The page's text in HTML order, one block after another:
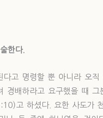
한다.
고 명령할 뿐 아니라 오직
배하라고 요구했을 때 그
고 하셨다. 요한 사도가